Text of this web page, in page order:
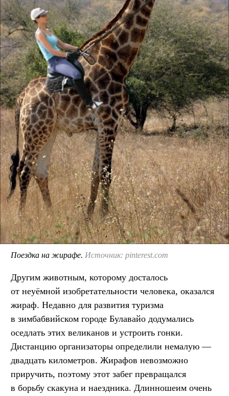
Поездка на жирафе. Источник: pinterest.com
Другим животным, которому досталось
от неуёмной изобретательности человека, оказался
жираф. Недавно для развития туризма
в зимбабвийском городе Булавайо додумались
оседлать этих великанов и устроить гонки.
Дистанцию организаторы определили немалую —
двадцать километров. Жирафов невозможно
приручить, поэтому этот забег превращался
в борьбу скакуна и наездника. Длинношеим очень